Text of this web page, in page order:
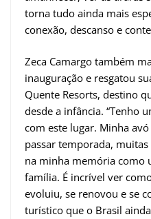
torna tudo ainda mais
conexão, descanso e
Zeca Camargo também
inauguração e resgatou
Quente Resorts, destino
desde a infância. “Tenho
com este lugar. Minha
passar temporada,
na minha memória como
família. É incrível ver
evoluiu, se renovou e se
turístico que o Brasil